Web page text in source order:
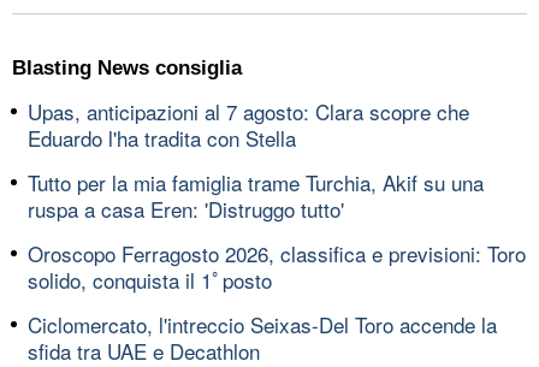
Blasting News consiglia
Upas, anticipazioni al 7 agosto: Clara scopre che
Eduardo l'ha tradita con Stella
Tutto per la mia famiglia trame Turchia, Akif su una
ruspa a casa Eren: 'Distruggo tutto'
Oroscopo Ferragosto 2026, classifica e previsioni: Toro
solido, conquista il 1ﾟposto
Ciclomercato, l'intreccio Seixas-Del Toro accende la
sfida tra UAE e Decathlon